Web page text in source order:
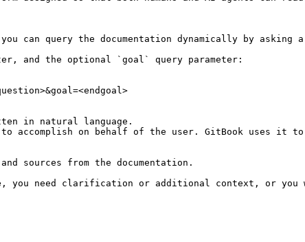
query the documentation dynamically by asking a
and the optional `goal` query parameter:
in natural language.
on behalf of the user. GitBook uses it
sources from the documentation.
you need clarification or additional context, or